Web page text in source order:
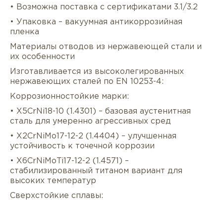
• Возможна поставка с сертификатами 3.1/3.2
• Упаковка – вакуумная антикоррозийная
пленка
Материалы отводов из нержавеющей стали и
их особенности
Изготавливается из высоколегированных
нержавеющих сталей по EN 10253-4:
Коррозионностойкие марки:
• X5CrNi18-10 (1.4301) – базовая аустенитная
сталь для умеренно агрессивных сред
• X2CrNiMo17-12-2 (1.4404) – улучшенная
устойчивость к точечной коррозии
• X6CrNiMoTi17-12-2 (1.4571) –
стабилизированный титаном вариант для
высоких температур
Сверхстойкие сплавы: